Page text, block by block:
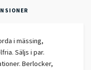
i mässing,
Säljs i par.
Berlocker,